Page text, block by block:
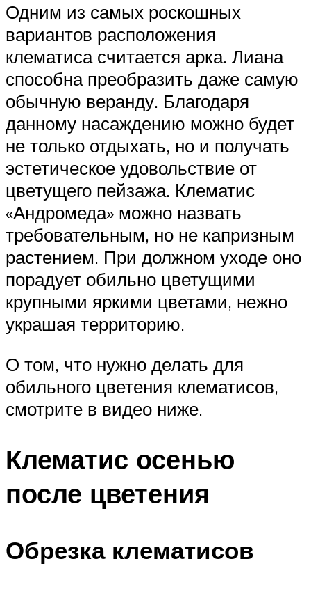
Одним из самых роскошных
вариантов расположения
клематиса считается арка. Лиана
способна преобразить даже самую
обычную веранду. Благодаря
данному насаждению можно будет
не только отдыхать, но и получать
эстетическое удовольствие от
цветущего пейзажа. Клематис
«Андромеда» можно назвать
требовательным, но не капризным
растением. При должном уходе оно
порадует обильно цветущими
крупными яркими цветами, нежно
украшая территорию.
О том, что нужно делать для
обильного цветения клематисов,
смотрите в видео ниже.
Клематис осенью
после цветения
Обрезка клематисов